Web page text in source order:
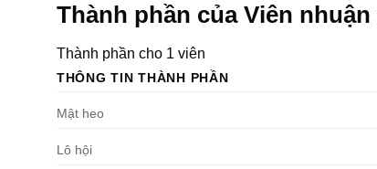
Thành phần của Viên
Thành phần cho 1 viên
THÔNG TIN THÀNH PHẦN
Mật heo
Lô hội